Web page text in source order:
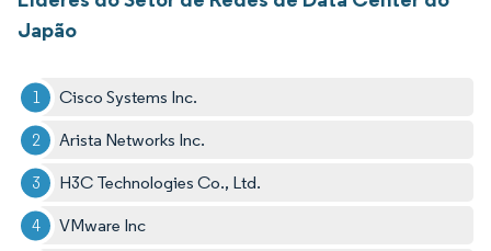
Japão
Cisco Systems Inc.
Arista Networks Inc.
H3C Technologies Co., Ltd.
VMware Inc